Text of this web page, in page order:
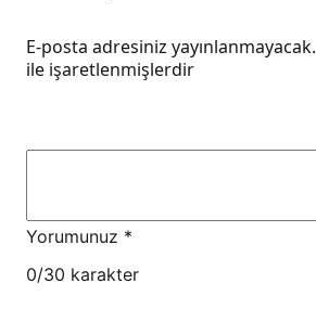
E-posta adresiniz yayınlanmayacak.
ile işaretlenmişlerdir
Yorumunuz *
0/30 karakter